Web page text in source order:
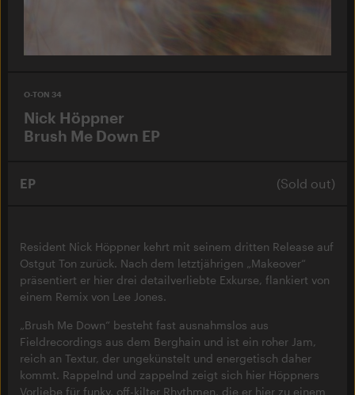
O-TON 34
Nick Höppner
Brush Me Down EP
EP (Sold out)
Resident Nick Höppner kehrt mit seinem dritten Release auf
Ostgut Ton zurück. Nach dem letztjährigen „Makeover“
präsentiert er hier drei detailverliebte Exkurse, flankiert von
einem Remix von Lee Jones.
„Brush Me Down“ besteht fast ausnahmslos aus
Fieldrecordings aus dem Berghain und ist ein roher Jam,
reich an Textur, der ungekünstelt und energetisch daher
kommt. Rappelnd und zappelnd zeigt sich hier Höppners
Vorliebe für funky, off-kilter Rhythmen, die er hier zu einem